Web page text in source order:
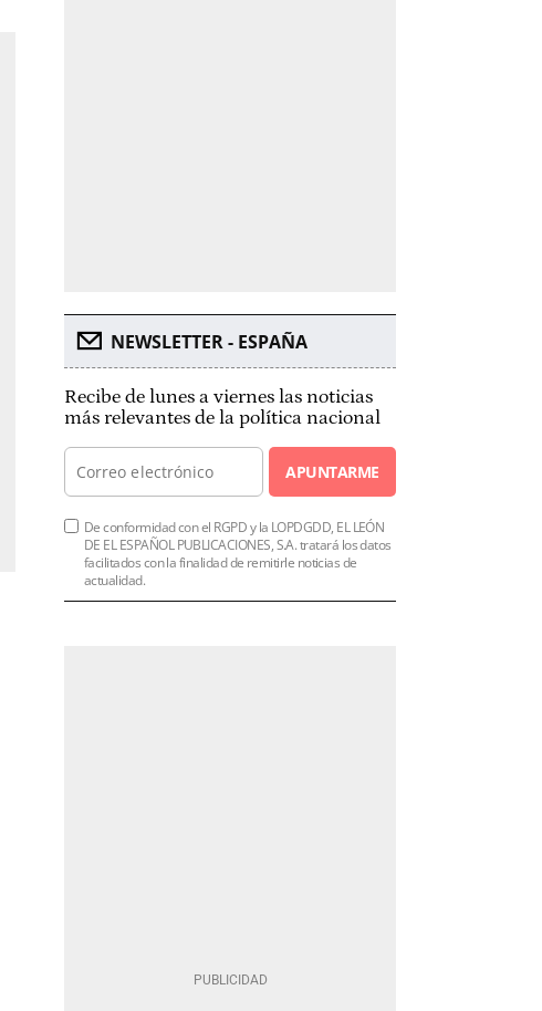
NEWSLETTER - ESPAÑA
Recibe de lunes a viernes las noticias
más relevantes de la política nacional
APUNTARME
De conformidad con el RGPD y la LOPDGDD, EL LEÓN
DE EL ESPAÑOL PUBLICACIONES, S.A. tratará los datos
facilitados con la finalidad de remitirle noticias de
actualidad.